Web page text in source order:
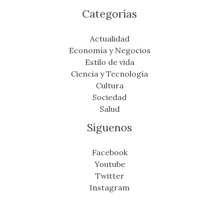
Categorías
Actualidad
Economía y Negocios
Estilo de vida
Ciencia y Tecnología
Cultura
Sociedad
Salud
Síguenos
Facebook
Youtube
Twitter
Instagram